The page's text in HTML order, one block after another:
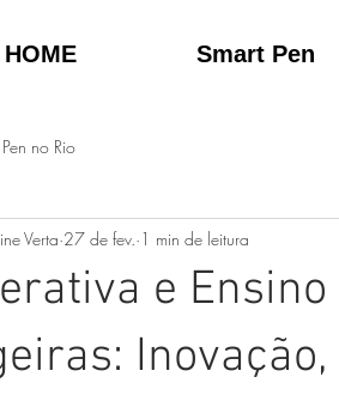
HOME Smart Pen
no Rio
e
Verta 27 de fev. 1 min de leitura